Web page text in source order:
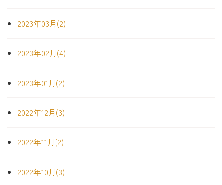
2023年03月(2)
2023年02月(4)
2023年01月(2)
2022年12月(3)
2022年11月(2)
2022年10月(3)